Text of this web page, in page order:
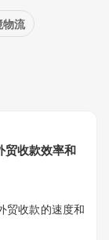
物流
贸收款效率和
贸收款的速度和